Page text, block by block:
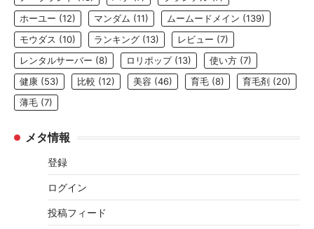
ホーユー (12) マンダム (11) ムームードメイン (139)
モウダス (10) ランキング (13) レビュー (7)
レンタルサーバー (8) ロリポップ(13) 使い方 (7)
健康 (53) 比較 (12) 美容 (46) 育毛 (8) 育毛剤 (20)
薄毛 (7)
メタ情報
登録
ログイン
投稿フィード